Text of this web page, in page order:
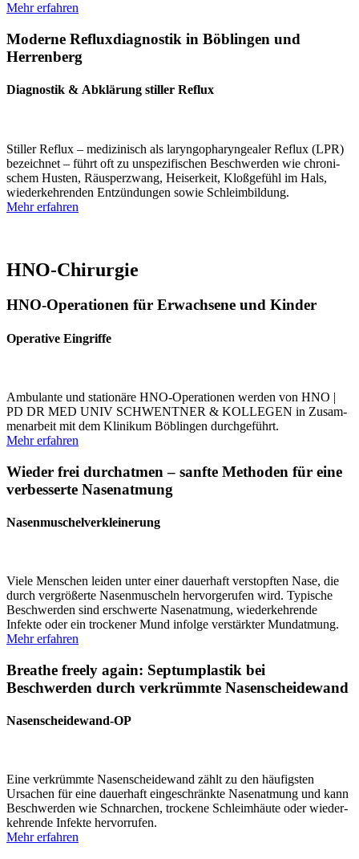
Mehr erfahren
Moderne Reflux­dia­gnostik in Böblingen und
Herrenberg
Diagnostik & Abklärung stiller Reflux
Stiller Reflux – medizi­nisch als laryn­go­pha­ryn­gealer Reflux (LPR)
bezeichnet – führt oft zu unspe­zi­fi­schen Beschwerden wie chroni­
schem Husten, Räusper­zwang, Heiserkeit, Kloßgefühl im Hals,
wieder­keh­renden Entzün­dungen sowie Schleim­bildung.
Mehr erfahren
HNO-Chirurgie
HNO-Opera­­tionen für Erwachsene und Kinder
Operative Eingriffe
Ambulante und stationäre HNO-Opera­tionen werden von HNO |
PD DR MED UNIV SCHWENTNER & KOLLEGEN in Zusam­
men­arbeit mit dem Klinikum Böblingen durch­ge­führt.
Mehr erfahren
Wieder frei durch­atmen – sanfte Methoden für eine
verbes­serte Nasen­atmung
Nasen­muschel­verkleinerung
Viele Menschen leiden unter einer dauerhaft verstopften Nase, die
durch vergrö­ßerte Nasen­mu­scheln hervor­ge­rufen wird. Typische
Beschwerden sind erschwerte Nasen­atmung, wieder­keh­rende
Infekte oder ein trockener Mund infolge verstärkter Mundatmung.
Mehr erfahren
Breathe freely again: Septum­plastik bei
Beschwerden durch verkrümmte Nasen­scheidewand
Nasen­­­schei­dewand-OP
Eine verkrümmte Nasen­scheidewand zählt zu den häufigsten
Ursachen für eine dauerhaft einge­schränkte Nasen­atmung und kann
Beschwerden wie Schnarchen, trockene Schleim­häute oder wieder­
keh­rende Infekte hervor­rufen.
Mehr erfahren